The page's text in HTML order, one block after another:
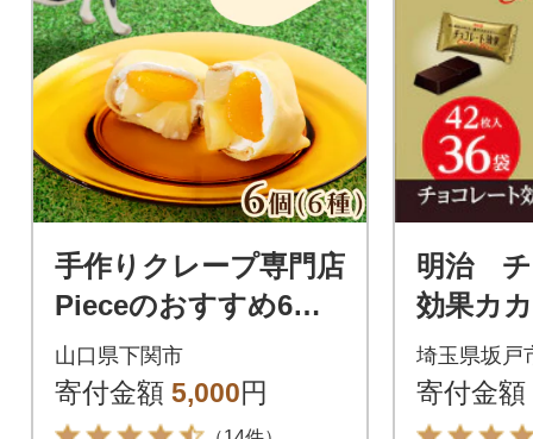
手作りクレープ専門店
Pieceのおすすめ6個
セット FO002-y
山口県下関市
寄付金額 5,000円
明治 チ
効果カ
210g(42
埼玉県坂戸
寄付金額